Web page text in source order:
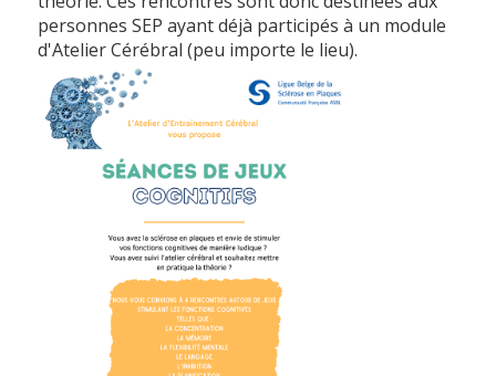
personnes SEP ayant déjà participés à un module
d'Atelier Cérébral (peu importe le lieu).